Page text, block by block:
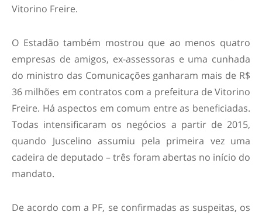
Vitorino Freire.
O Estadão também mostrou que ao menos quatro
empresas de amigos, ex-assessoras e uma cunhada
do ministro das Comunicações ganharam mais de R$
36 milhões em contratos com a prefeitura de Vitorino
Freire. Há aspectos em comum entre as beneficiadas.
Todas intensificaram os negócios a partir de 2015,
quando Juscelino assumiu pela primeira vez uma
cadeira de deputado – três foram abertas no início do
mandato.
De acordo com a PF, se confirmadas as suspeitas, os